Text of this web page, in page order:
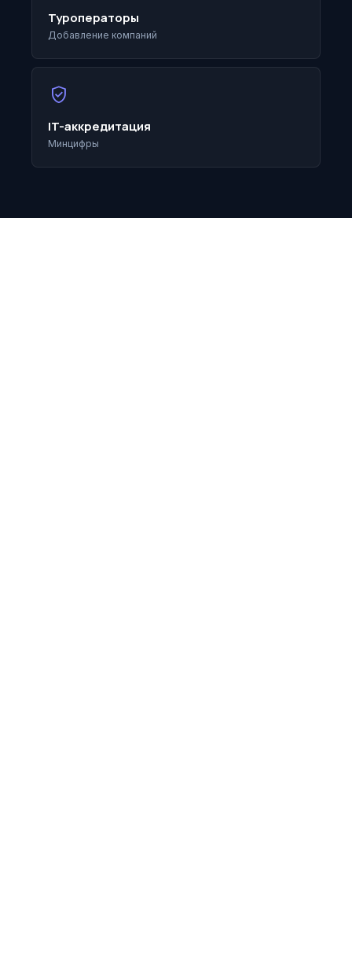
Туроператоры
Добавление компаний
verified_user
IT-аккредитация
Минцифры